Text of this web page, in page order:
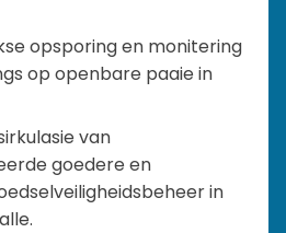
opsporing en monitering
op openbare paaie in
van
goedere en
in